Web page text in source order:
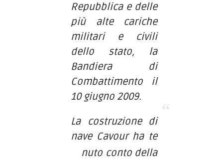
Repubblica e delle
più alte cariche
militari e civili
dello stato, la
Bandiera di
Combattimento il
10 giugno 2009.
La costruzione di
nave Cavour ha te
nuto conto della